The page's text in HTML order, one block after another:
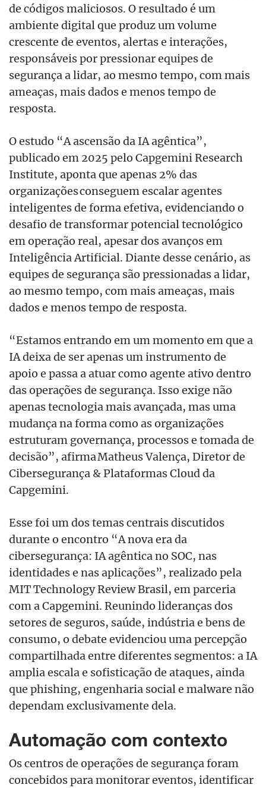
de códigos maliciosos. O resultado é um
ambiente digital que produz um volume
crescente de eventos, alertas e interações,
responsáveis por pressionar equipes de
segurança a lidar, ao mesmo tempo, com mais
ameaças, mais dados e menos tempo de
resposta.
O estudo “A ascensão da IA agêntica”,
publicado em 2025 pelo Capgemini Research
Institute, aponta que apenas 2% das
organizações conseguem escalar agentes
inteligentes de forma efetiva, evidenciando o
desafio de transformar potencial tecnológico
em operação real, apesar dos avanços em
Inteligência Artificial. Diante desse cenário, as
equipes de segurança são pressionadas a lidar,
ao mesmo tempo, com mais ameaças, mais
dados e menos tempo de resposta.
“Estamos entrando em um momento em que a
IA deixa de ser apenas um instrumento de
apoio e passa a atuar como agente ativo dentro
das operações de segurança. Isso exige não
apenas tecnologia mais avançada, mas uma
mudança na forma como as organizações
estruturam governança, processos e tomada de
decisão”, afirma Matheus Valença, Diretor de
Cibersegurança & Plataformas Cloud da
Capgemini.
Esse foi um dos temas centrais discutidos
durante o encontro “A nova era da
cibersegurança: IA agêntica no SOC, nas
identidades e nas aplicações”, realizado pela
MIT Technology Review Brasil, em parceria
com a Capgemini. Reunindo lideranças dos
setores de seguros, saúde, indústria e bens de
consumo, o debate evidenciou uma percepção
compartilhada entre diferentes segmentos: a IA
amplia escala e sofisticação de ataques, ainda
que phishing, engenharia social e malware não
dependam exclusivamente dela.
Automação com contexto
Os centros de operações de segurança foram
concebidos para monitorar eventos, identificar